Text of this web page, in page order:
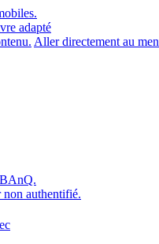
adapté
Aller directement au
authentifié.